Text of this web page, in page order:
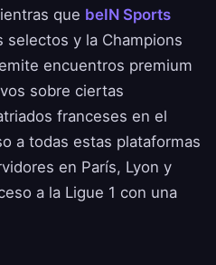
que beIN Sports
selectos y la Champions
emite encuentros premium
sobre ciertas
franceses en el
a todas estas plataformas
en París, Lyon y
a la Ligue 1 con una